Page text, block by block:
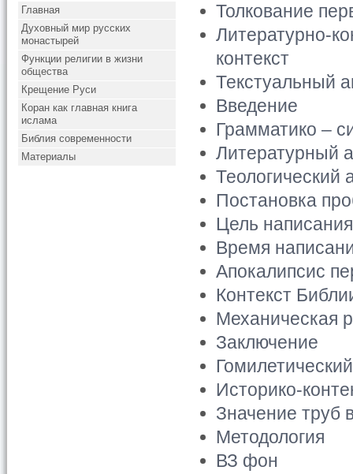
Главная
Духовный мир русских
монастырей
Функции религии в жизни
общества
Крещение Руси
Коран как главная книга
ислама
Библия современности
Материалы
Толкование
Литературно-
контекст
Текстуальный
Введение
Грамматико –
Литературный
Теологический
Постановка
Цель
Время
Апокалипсис
Контекст
Механическая
Заключение
Историко-
Значение труб
Методология
ВЗ фон